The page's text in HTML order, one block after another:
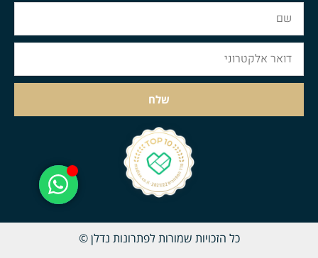
שלח
כל הזכויות שמורות לפתרונות נדלן ©